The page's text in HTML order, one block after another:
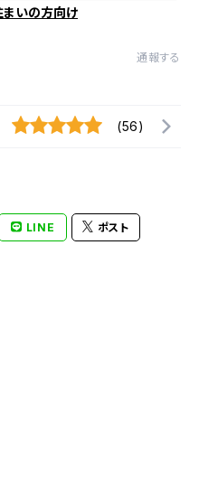
いの方向け
通報する
(56)
LINE ポスト